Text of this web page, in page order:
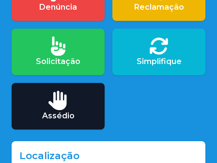
Denúncia Reclamação
Solicitação Simplifique
Assédio
Localização